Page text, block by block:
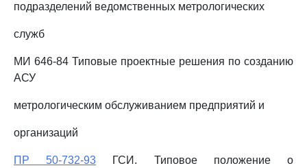
подразделений ведомственных метрологических
служб
МИ 646-84 Типовые проектные решения по созданию
АСУ
метрологическим обслуживанием предприятий и
организаций
ПР 50-732-93 ГСИ. Типовое положение о